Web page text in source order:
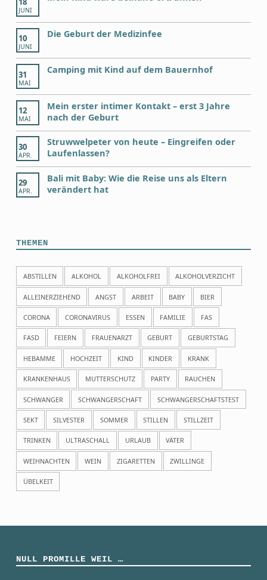
JUNI
10
JUNI
Die Geburt der Medizinfee
31
MAI
Camping mit Kind auf dem Bauernhof
12
MAI
Mein erster intimer Kontakt – erst 3 Jahre
nach der Geburt
30
APR.
Struwwelpeter von heute – Eingreifen oder
Laufenlassen?
29
APR.
Bali mit Baby: Wie die Reise uns als Eltern
verändert hat
THEMEN
ABSTILLEN ALKOHOL ALKOHOLFREI ALKOHOLVERZICHT
ALLEINERZIEHEND ANGST ARBEIT BABY BIER
CORONA CORONAVIRUS ESSEN FAMILIE FAS
FASD FEIERN FRAUENARZT GEBURT GEBURTSTAG
HEBAMME HOCHZEIT KIND KINDER KRANK
KRANKENHAUS MUTTERSCHUTZ PARTY RAUCHEN
SCHWANGER SCHWANGERSCHAFT SCHWANGERSCHAFTSTEST
SEKT SILVESTER SOMMER STILLEN STILLZEIT
TRINKEN ULTRASCHALL URLAUB VÄTER
WEIHNACHTEN WEIN ZIGARETTEN ZWILLINGE
ÜBELKEIT
NULL PROMILLE WEIL …